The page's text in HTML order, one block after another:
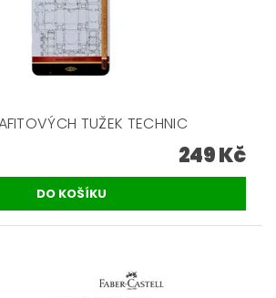
TUŽEK TECHNIC
249 Kč